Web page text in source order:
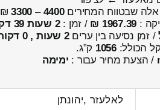
שבטווח המחירים4400
–
3300
₪
:
1967.39 ₪ / זמן :2 שעות 39 דקות
/ זמן נסיעה בין ערים2 שעות , 0 דקות
הכולל:1056 ק”ג.
/ הצעת מחיר עבור : ימימה
לאלעזר ,יהונתן